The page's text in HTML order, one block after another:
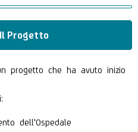
Progetto
progetto che ha avuto inizio
dell'Ospedale